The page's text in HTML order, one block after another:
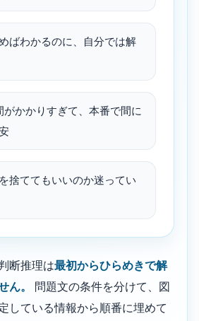
ばわかるのに、自分では解
がかかりすぎて、本番で間に
捨ててもいいのか迷ってい
断推理は最初からひらめきで解
ん。
問題文の条件を分けて、図
している情報から順番に埋めて